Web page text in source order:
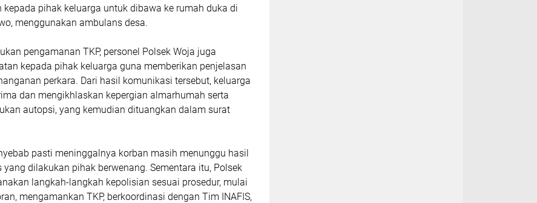
kepada pihak keluarga untuk dibawa ke rumah duka di
menggunakan ambulans desa.
pengamanan TKP, personel Polsek Woja juga
kepada pihak keluarga guna memberikan penjelasan
perkara. Dari hasil komunikasi tersebut, keluarga
dan mengikhlaskan kepergian almarhumah serta
autopsi, yang kemudian dituangkan dalam surat
pasti meninggalnya korban masih menunggu hasil
yang dilakukan pihak berwenang. Sementara itu, Polsek
langkah-langkah kepolisian sesuai prosedur, mulai
mengamankan TKP, berkoordinasi dengan Tim INAFIS,